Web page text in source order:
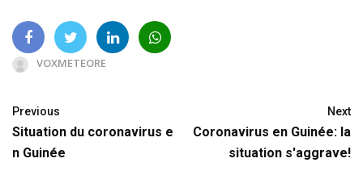
VOXMETEORE
Previous
Situation du coronavirus e
n Guinée
Next
Coronavirus en Guinée: la
situation s'aggrave!